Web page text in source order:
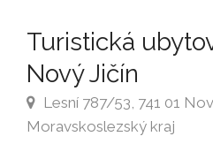
Turistická
Nový Jičín
Lesní 787/53, 741 01
Moravskoslezský kraj